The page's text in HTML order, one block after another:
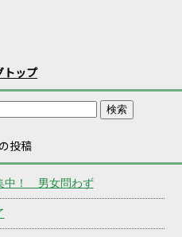
トップ
投稿
！ 男女問わず